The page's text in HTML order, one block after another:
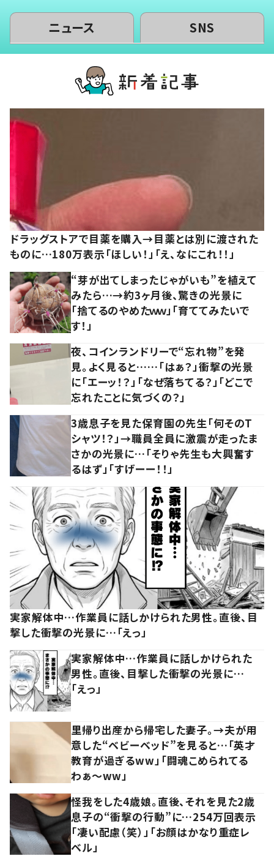
ニュース SNS
ドラッグストアで目薬を購入→目薬とは別に渡された
ものに…180万表示「ほしい！」「え、なにこれ！！」
“芽が出てしまったじゃがいも”を植えて
みたら…→約3ヶ月後、驚きの光景に
「捨てるのやめたｗｗ」「育ててみたいで
す！」
夜、コインランドリーで“忘れ物”を発
見。よく見ると……「はぁ？」衝撃の光景
に「エーッ！？」「なぜ落ちてる？」「どこで
忘れたことに気づくの？」
3歳息子を見た保育園の先生「何そのT
シャツ！？」→職員全員に激震が走ったま
さかの光景に…「そりゃ先生も大興奮す
るはず」「すげーー！！」
実家解体中…作業員に話しかけられた男性。直後、目
撃した衝撃の光景に…「えっ」
実家解体中…作業員に話しかけられた
男性。直後、目撃した衝撃の光景に…
「えっ」
里帰り出産から帰宅した妻子。→夫が用
意した“ベビーベッド”を見ると…「英才
教育が過ぎるww」「闘魂こめられてる
わぁ～ww」
怪我をした4歳娘。直後、それを見た2歳
息子の“衝撃の行動”に…254万回表示
「凄い配慮（笑）」「お顔はかなり重症レ
ベル」